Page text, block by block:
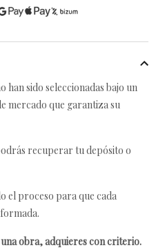
han sido seleccionadas bajo un
mercado que garantiza su
recuperar tu depósito o
el proceso para que cada
obra, adquieres con criterio.